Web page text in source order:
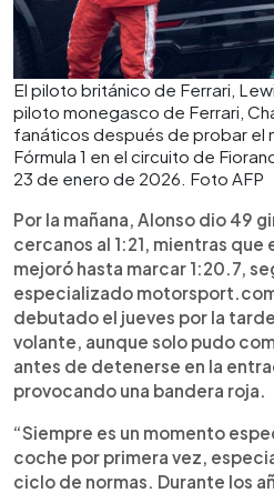
El piloto británico de Ferrari,
piloto monegasco de Ferrari,
fanáticos después de probar el
Fórmula 1 en el circuito de
23 de enero de 2026. Foto AFP
Por la mañana, Alonso dio 49
cercanos al 1:21, mientras que
mejoró hasta marcar 1:20.7,
especializado
debutado el jueves por la
volante, aunque solo pudo
antes de detenerse en la
provocando una bandera roja.
“Siempre es un momento
coche por primera vez,
ciclo de normas. Durante los